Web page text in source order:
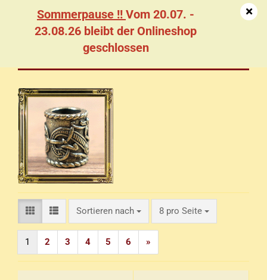
Sommerpause !! Vom 20.07. -
23.08.26 bleibt der Onlineshop
geschlossen
Haarperlen - Bronze / Altmessing
Sortieren nach
Sortieren nach 8 pro Seite
pro Seite
1 2 3 4 5 6 »